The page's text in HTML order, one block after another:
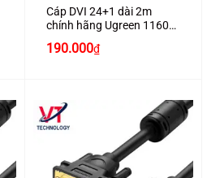
Cáp DVI 24+1 dài 2m
chính hãng Ugreen 11604
hỗ trợ Full HD1080P
190.000₫